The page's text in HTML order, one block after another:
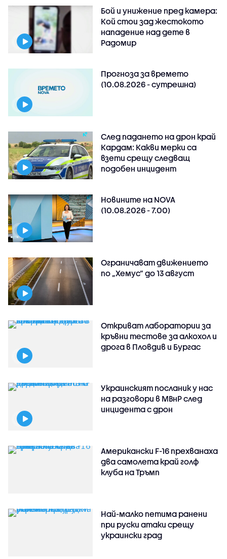
Бой и унижение пред камера:
Кой стои зад жестокото
нападение над дете в
Радомир
Прогноза за времето
(10.08.2026 - сутрешна)
След падането на дрон край
Кардам: Какви мерки са
взети срещу следващ
подобен инцидент
Новините на NOVA
(10.08.2026 - 7.00)
Ограничават движението
по „Хемус“ до 13 август
Откриват лаборатории за
кръвни тестове за алкохол и
дрога в Пловдив и Бургас
Украинският посланик у нас
на разговори в МВнР след
инцидента с дрон
Американски F-16 прехванаха
два самолета край голф
клуба на Тръмп
Най-малко петима ранени
при руски атаки срещу
украински град